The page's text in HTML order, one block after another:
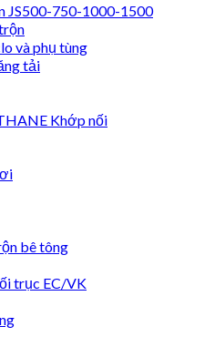
JS500-750-1000-1500
và phụ tùng
tải
Khớp nối
bê tông
trục EC/VK